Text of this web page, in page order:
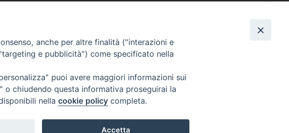
anche per altre finalità ("interazioni e
e pubblicità") come specificato nella
puoi avere maggiori informazioni sui
chiudendo questa informativa proseguirai la
nella cookie policy completa.
Accetta